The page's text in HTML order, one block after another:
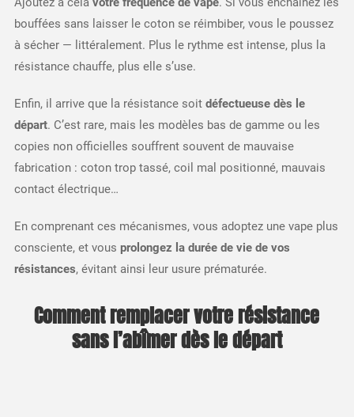
bouffées sans laisser le coton se réimbiber, vous le poussez
à sécher — littéralement. Plus le rythme est intense, plus la
résistance chauffe, plus elle s’use.
Enfin, il arrive que la résistance soit défectueuse dès le
départ. C’est rare, mais les modèles bas de gamme ou les
copies non officielles souffrent souvent de mauvaise
fabrication : coton trop tassé, coil mal positionné, mauvais
contact électrique…
En comprenant ces mécanismes, vous adoptez une vape plus
consciente, et vous prolongez la durée de vie de vos
résistances, évitant ainsi leur usure prématurée.
Comment remplacer votre résistance
sans l’abîmer dès le départ